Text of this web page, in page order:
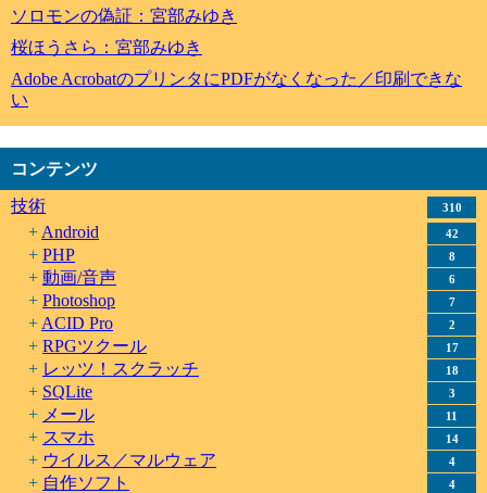
ソロモンの偽証：宮部みゆき
桜ほうさら：宮部みゆき
Adobe AcrobatのプリンタにPDFがなくなった／印刷できな
い
コンテンツ
技術
310
Android 42
PHP 8
動画/音声 6
Photoshop 7
ACID Pro 2
RPGツクール 17
レッツ！スクラッチ 18
SQLite 3
メール 11
スマホ 14
ウイルス／マルウェア 4
自作ソフト 4